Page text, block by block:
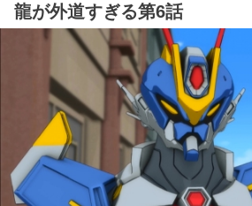
龍が外道すぎる第6話